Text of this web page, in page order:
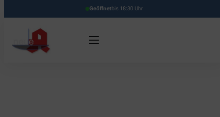
Geöffnetbis 18:30 Uhr